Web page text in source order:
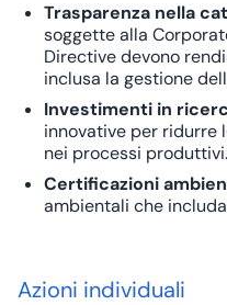
Trasparenza nella
soggette alla
Directivedevono
inclusa la gestione
Investimenti in
innovative per ridurre
nei processi produttivi.
Certificazioni
ambientali che
Azioni individuali